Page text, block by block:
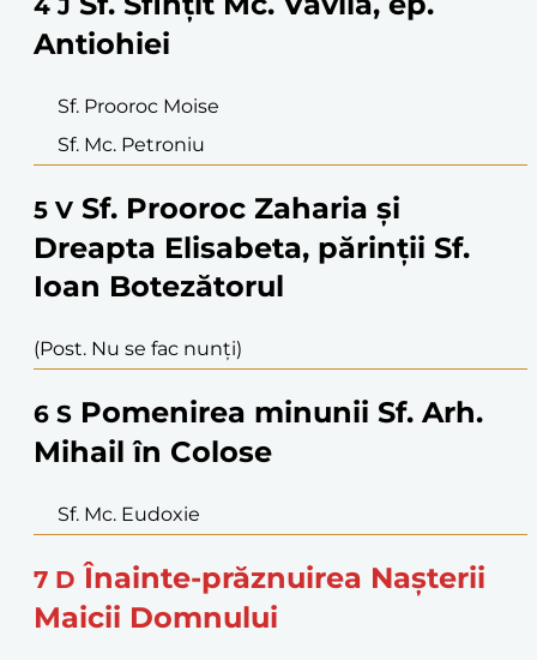
4 J
Antiohiei
Sf. Prooroc Moise
Sf. Mc. Petroniu
5 V Sf. Prooroc Zaharia și
Dreapta Elisabeta, părinții Sf.
Ioan Botezătorul
(Post. Nu se fac nunți)
6 S Pomenirea minunii Sf. Arh.
Mihail în Colose
Sf. Mc. Eudoxie
7 D Înainte-prăznuirea Nașterii
Maicii Domnului